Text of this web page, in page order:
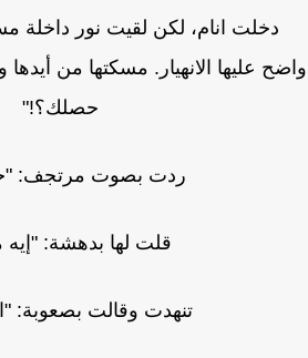
انام، لكن لقيت نور داخلة
عليها الانهيار. مسكتها من أيدها
حصلك؟!"
ردت بصوت مرتجف:
قلت لها بدهشة: "إيه
تنهدت وقالت بصعوبة: